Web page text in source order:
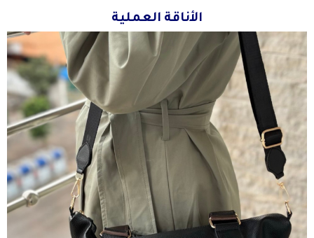
الأناقة العملية